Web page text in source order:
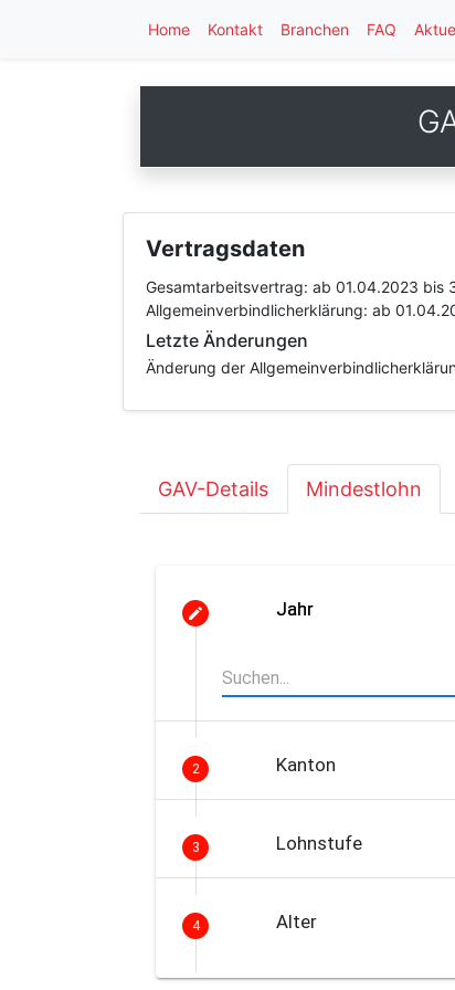
Home Kontakt Branchen FAQ
Vertragsdaten
Gesamtarbeitsvertrag: ab 01.04.2023 bis
Allgemeinverbindlicherklärung: ab
Letzte Änderungen
Änderung der
GAV-Details Mindestlohn
Jahr
2 Kanton
3 Lohnstufe
4 Alter